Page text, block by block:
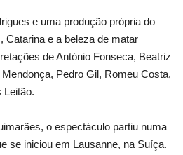
e uma produção própria do
Catarina e a beleza de matar
de António Fonseca, Beatriz
Pedro Gil, Romeu Costa,
Leitão.
o espectáculo partiu numa
se iniciou em Lausanne, na Suíça.